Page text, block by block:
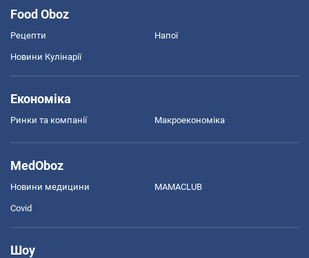
Food Oboz
Рецепти Напої
Новини Кулінарії
Економіка
Ринки та компанії Макроекономіка
MedOboz
Новини медицини MAMACLUB
Covid
Шоу